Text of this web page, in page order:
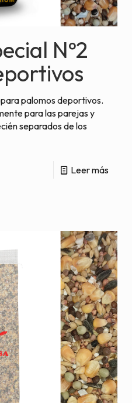
Nº2
palomos deportivos.
para las parejas y
separados de los
Leer más